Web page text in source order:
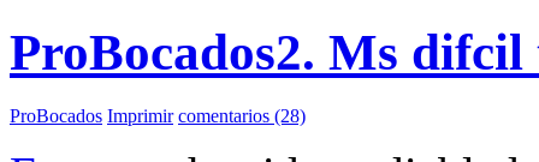
ProBocados2. Ms
ProBocados Imprimir comentarios (28)